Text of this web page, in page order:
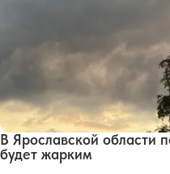
В Ярославской области
будет жарким